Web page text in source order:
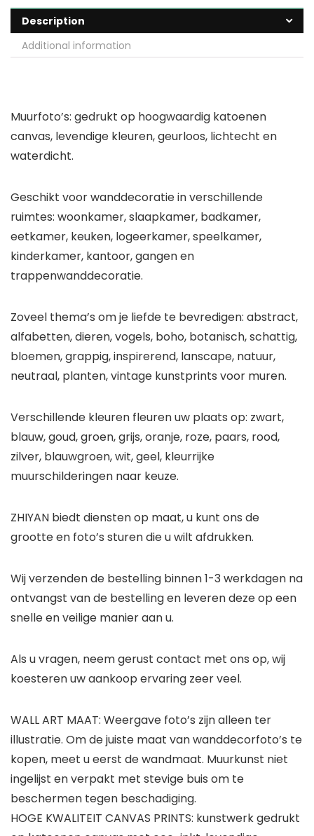
Description
Additional information
Muurfoto’s: gedrukt op hoogwaardig katoenen
canvas, levendige kleuren, geurloos, lichtecht en
waterdicht.
Geschikt voor wanddecoratie in verschillende
ruimtes: woonkamer, slaapkamer, badkamer,
eetkamer, keuken, logeerkamer, speelkamer,
kinderkamer, kantoor, gangen en
trappenwanddecoratie.
Zoveel thema’s om je liefde te bevredigen: abstract,
alfabetten, dieren, vogels, boho, botanisch, schattig,
bloemen, grappig, inspirerend, lanscape, natuur,
neutraal, planten, vintage kunstprints voor muren.
Verschillende kleuren fleuren uw plaats op: zwart,
blauw, goud, groen, grijs, oranje, roze, paars, rood,
zilver, blauwgroen, wit, geel, kleurrijke
muurschilderingen naar keuze.
ZHIYAN biedt diensten op maat, u kunt ons de
grootte en foto’s sturen die u wilt afdrukken.
Wij verzenden de bestelling binnen 1-3 werkdagen na
ontvangst van de bestelling en leveren deze op een
snelle en veilige manier aan u.
Als u vragen, neem gerust contact met ons op, wij
koesteren uw aankoop ervaring zeer veel.
WALL ART MAAT: Weergave foto’s zijn alleen ter
illustratie. Om de juiste maat van wanddecorfoto’s te
kopen, meet u eerst de wandmaat. Muurkunst niet
ingelijst en verpakt met stevige buis om te
beschermen tegen beschadiging.
HOGE KWALITEIT CANVAS PRINTS: kunstwerk gedrukt